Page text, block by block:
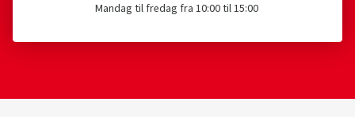
Mandag til fredag fra 10:00 til 15:00